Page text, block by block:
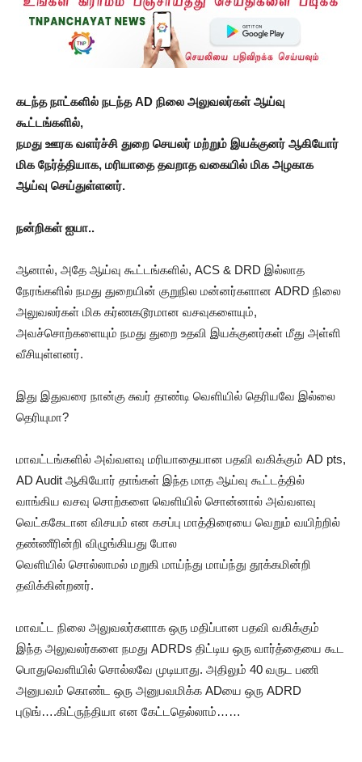
கடந்த நாட்களில் நடந்த AD நிலை அலுவலர்கள் ஆய்வு
கூட்டங்களில்,
நமது ஊரக வளர்ச்சி துறை செயலர் மற்றும் இயக்குனர் ஆகியோர்
மிக நேர்த்தியாக, மரியாதை தவறாத வகையில் மிக அழகாக
ஆய்வு செய்துள்ளனர்.
நன்றிகள் ஐயா..
ஆனால், அதே ஆய்வு கூட்டங்களில், ACS & DRD இல்லாத
நேரங்களில் நமது துறையின் குறுநில மன்னர்களான ADRD நிலை
அலுவலர்கள் மிக கர்ணகடூரமான வசவுகளையும்,
அவச்சொற்களையும் நமது துறை உதவி இயக்குனர்கள் மீது அள்ளி
வீசியுள்ளனர்.
இது இதுவரை நான்கு சுவர் தாண்டி வெளியில் தெரியவே இல்லை
தெரியுமா?
மாவட்டங்களில் அவ்வளவு மரியாதையான பதவி வகிக்கும் AD pts,
AD Audit ஆகியோர் தாங்கள் இந்த மாத ஆய்வு கூட்டத்தில்
வாங்கிய வசவு சொற்களை வெளியில் சொன்னால் அவ்வளவு
வெட்ககேடான விசயம் என கசப்பு மாத்திரையை வெறும் வயிற்றில்
தண்ணீரின்றி விழுங்கியது போல
வெளியில் சொல்லாமல் மறுகி மாய்ந்து மாய்ந்து தூக்கமின்றி
தவிக்கின்றனர்.
மாவட்ட நிலை அலுவலர்களாக ஒரு மதிப்பான பதவி வகிக்கும்
இந்த அலுவலர்களை நமது ADRDs திட்டிய ஒரு வார்த்தையை கூட
பொதுவெளியில் சொல்லவே முடியாது. அதிலும் 40 வருட பணி
அனுபவம் கொண்ட ஒரு அனுபவமிக்க ADயை ஒரு ADRD
புடுங்….கிட்ருந்தியா என கேட்டதெல்லாம்……